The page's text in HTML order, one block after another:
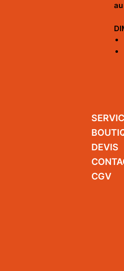
DEVIS
CGV